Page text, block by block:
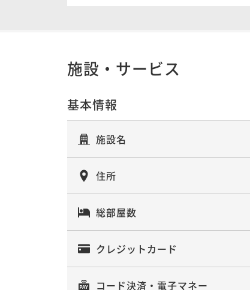
【夕朝食フルサービス】旬の味覚
二食付き
施設・サービス
基本情報
施設名
住所
総部屋数
クレジットカード
コード決済・電子マネー